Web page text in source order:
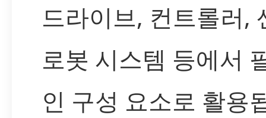
드라이브, 컨트롤러,
로봇 시스템 등에서
인 구성 요소로 활용